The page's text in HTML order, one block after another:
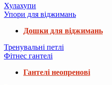
Хулахупи
Упори для віджимань
Дошки для віджимань
Тренувальні петлі
Фітнес гантелі
Гантелі неопренові